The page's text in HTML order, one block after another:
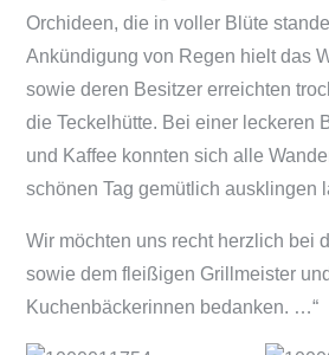
Orchideen, die in voller Blüte
Ankündigung von Regen hielt das
sowie deren Besitzer erreichten
die Teckelhütte. Bei einer leckeren
und Kaffee konnten sich alle
schönen Tag gemütlich ausklingen
Wir möchten uns recht herzlich bei
sowie dem fleißigen Grillmeister
Kuchenbäckerinnen bedanken. …“